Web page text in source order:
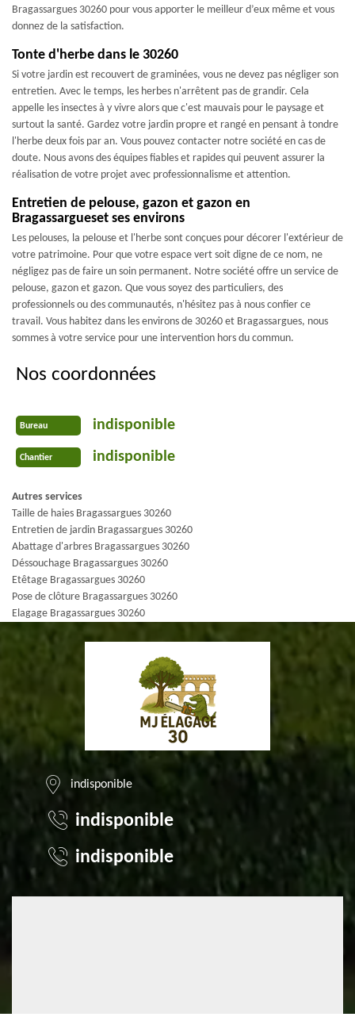
Bragassargues 30260 pour vous apporter le meilleur d’eux même et vous
donnez de la satisfaction.
Tonte d'herbe dans le 30260
Si votre jardin est recouvert de graminées, vous ne devez pas négliger son
entretien. Avec le temps, les herbes n'arrêtent pas de grandir. Cela
appelle les insectes à y vivre alors que c'est mauvais pour le paysage et
surtout la santé. Gardez votre jardin propre et rangé en pensant à tondre
l'herbe deux fois par an. Vous pouvez contacter notre société en cas de
doute. Nous avons des équipes fiables et rapides qui peuvent assurer la
réalisation de votre projet avec professionnalisme et attention.
Entretien de pelouse, gazon et gazon en
Bragassargueset ses environs
Les pelouses, la pelouse et l'herbe sont conçues pour décorer l'extérieur de
votre patrimoine. Pour que votre espace vert soit digne de ce nom, ne
négligez pas de faire un soin permanent. Notre société offre un service de
pelouse, gazon et gazon. Que vous soyez des particuliers, des
professionnels ou des communautés, n'hésitez pas à nous confier ce
travail. Vous habitez dans les environs de 30260 et Bragassargues, nous
sommes à votre service pour une intervention hors du commun.
Nos coordonnées
Bureau indisponible
Chantier indisponible
Autres services
Taille de haies Bragassargues 30260
Entretien de jardin Bragassargues 30260
Abattage d'arbres Bragassargues 30260
Déssouchage Bragassargues 30260
Etêtage Bragassargues 30260
Pose de clôture Bragassargues 30260
Elagage Bragassargues 30260
indisponible
indisponible
indisponible